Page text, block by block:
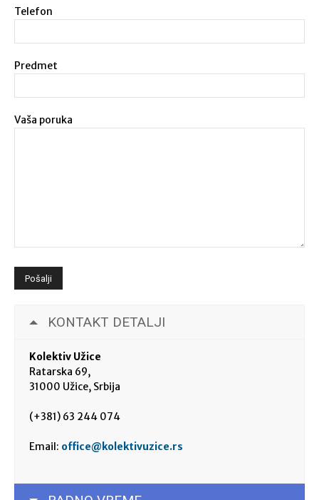
Telefon
Predmet
Vaša poruka
KONTAKT DETALJI
Kolektiv Užice
Ratarska 69,
31000 Užice, Srbija
(+381) 63 244 074
Email: office@kolektivuzice.rs